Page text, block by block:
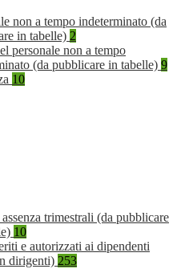
non a tempo indeterminato (da
in tabelle) 2
personale non a tempo
(da pubblicare in tabelle) 9
10
trimestrali (da pubblicare
10
e autorizzati ai dipendenti
dirigenti) 253